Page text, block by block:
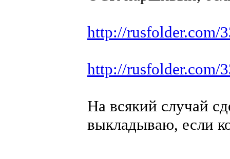
http://rusfolder.com/
http://rusfolder.com/
На всякий случай
выкладываю, если